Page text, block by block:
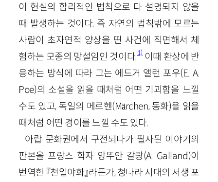
이 현실의 합리적인 법칙으로 다 설명되지 않을
때 발생하는 것이다. 즉 자연의 법칙밖에 모르는
사람이 초자연적 양상을 띤 사건에 직면해서 체
험하는 모종의 망설임인 것이다.1)이때 환상에 반
응하는 방식에 따라 그는 에드거 앨런 포우(E. A.
Poe)의 소설을 읽을 때처럼 어떤 기괴함을 느낄
수도 있고, 독일의 메르헨(Märchen, 동화)을 읽을
때처럼 어떤 경이를 느낄 수도 있다.
아랍 문화권에서 구전되다가 필사된 이야기의
판본을 프랑스 학자 앙뚜안 갈랑(A. Galland)이
번역한 『천일야화』라든가, 청나라 시대의 서생 포